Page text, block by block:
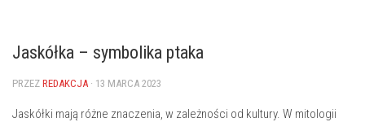
Jaskółka – symbolika ptaka
PRZEZ REDAKCJA · 13 MARCA 2023
Jaskółki mają różne znaczenia, w zależności od kultury. W mitologii